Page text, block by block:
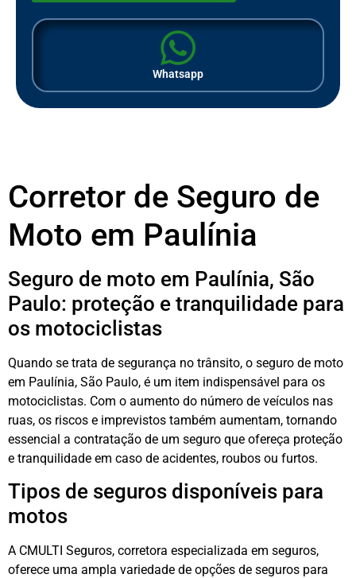
Whatsapp
Corretor de Seguro de
Moto em Paulínia
Seguro de moto em Paulínia, São
Paulo: proteção e tranquilidade para
os motociclistas
Quando se trata de segurança no trânsito, o seguro de moto
em Paulínia, São Paulo, é um item indispensável para os
motociclistas. Com o aumento do número de veículos nas
ruas, os riscos e imprevistos também aumentam, tornando
essencial a contratação de um seguro que ofereça proteção
e tranquilidade em caso de acidentes, roubos ou furtos.
Tipos de seguros disponíveis para
motos
A CMULTI Seguros, corretora especializada em seguros,
oferece uma ampla variedade de opções de seguros para